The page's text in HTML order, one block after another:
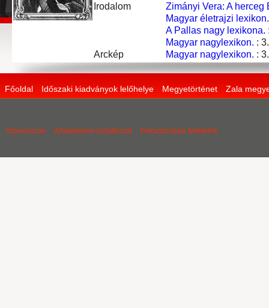
Irodalom
Zimányi Vera: A herceg
Magyar életrajzi lexikon.
A Pallas nagy lexikona.
Magyar nagylexikon. :
Arckép
Magyar nagylexikon. :
Főoldal Időszaki kiadványok lelőhelye Megyetörténet Zala
Impresszum Adatvédelmi nyilatkozat Felhasználási feltételek